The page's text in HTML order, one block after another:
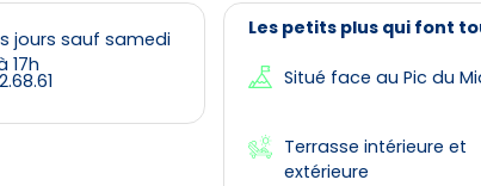
jours sauf samedi
17h
Les petits plus qui font
Situé face au Pic du
Terrasse intérieure et
extérieure